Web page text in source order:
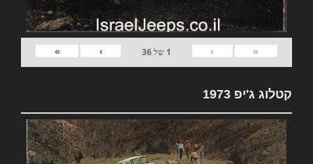
«
‹
1 של36
›
»
קטלוג ג'יפ 1973